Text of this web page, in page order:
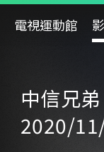
電視運動館
中信兄
2020/